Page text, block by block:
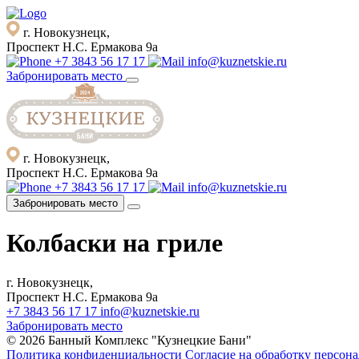
г. Новокузнецк,
Проспект Н.С. Ермакова 9а
+7 3843 56 17 17
info@kuznetskie.ru
Забронировать место
г. Новокузнецк,
Проспект Н.С. Ермакова 9а
+7 3843 56 17 17
info@kuznetskie.ru
Забронировать место
Колбаски на гриле
г. Новокузнецк,
Проспект Н.С. Ермакова 9а
+7 3843 56 17 17 info@kuznetskie.ru
Забронировать место
© 2026 Банный Комплекс "Кузнецкие Бани"
Политика конфиденциальности Согласие на обработку